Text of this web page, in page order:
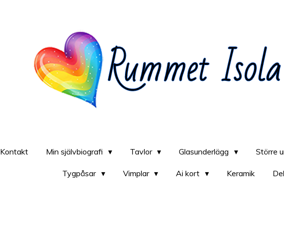
Kontakt Min självbiografi Tavlor Glasunderlägg Större
Tygpåsar Vimplar Ai kort Keramik